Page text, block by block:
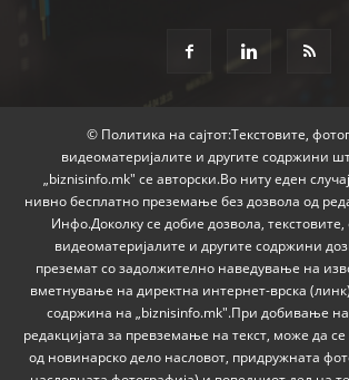
© Политика на сајтот:Текстовите,
видеоматеријалите и другите содржини
„biznisinfo.mk" се авторски.Во ниту еден
нивно бесплатно преземање без дозвола од
Инфо.Доколку се добие дозвола,
видеоматеријалите и другите содржини
преземат со задолжително наведување на
вметнување на директна интернет-врска
содржина на „biznisinfo.mk".При добивање
редакцијата за превземање на текст, може да
од новинарско дело насловот, придружната